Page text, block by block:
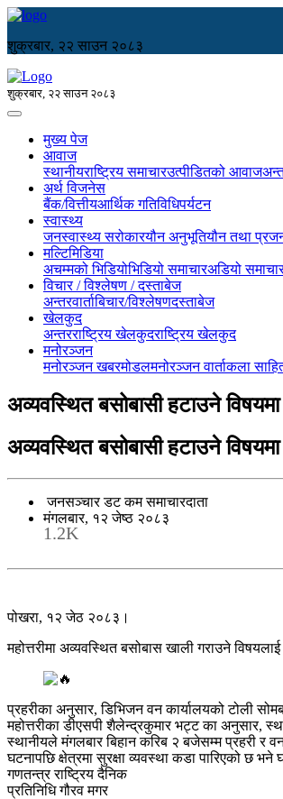
शुक्रबार, २२ साउन २०८३
शुक्रबार, २२ साउन २०८३
मुख्य पेज
आवाज
स्थानीयराष्ट्रिय समाचारउत्पीडितको आवाज
अर्थ विजनेस
बैंक/वित्तीयआर्थिक गतिविधिपर्यटन
स्वास्थ्य
जनस्वास्थ्य सरोकारयौन अनुभूतियौन तथा
मल्टिमिडिया
अचम्मको भिडियोभिडियो समाचारअडियो
विचार / विश्लेषण / दस्ताबेज
अन्तरवार्ताबिचार/विश्लेषणदस्ताबेज
खेलकुद
अन्तरराष्ट्रिय खेलकुदराष्ट्रिय खेलकुद
मनोरञ्जन
मनोरञ्जन खबरमोडलमनोरञ्जन वार्ताकला
अव्यवस्थित बसोबासी हटाउने
अव्यवस्थित बसोबासी हटाउने
जनसञ्चार डट कम समाचारदाता
मंगलबार, १२ जेष्ठ २०८३
1.2K
पोखरा, १२ जेठ २०८३।
महोत्तरीमा अव्यवस्थित बसोबास खाली गराउने
प्रहरीका अनुसार, डिभिजन वन कार्यालयको टोली
महोत्तरीका डीएसपी शैलेन्द्रकुमार भट्ट का अनुसार,
स्थानीयले मंगलबार बिहान करिब २ बजेसम्म प्रहरी र
घटनापछि क्षेत्रमा सुरक्षा व्यवस्था कडा पारिएको छ
गणतन्त्र राष्ट्रिय दैनिक
प्रतिनिधि गौरव मगर